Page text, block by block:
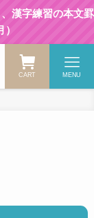
漢字練習の本文罫
CART MENU